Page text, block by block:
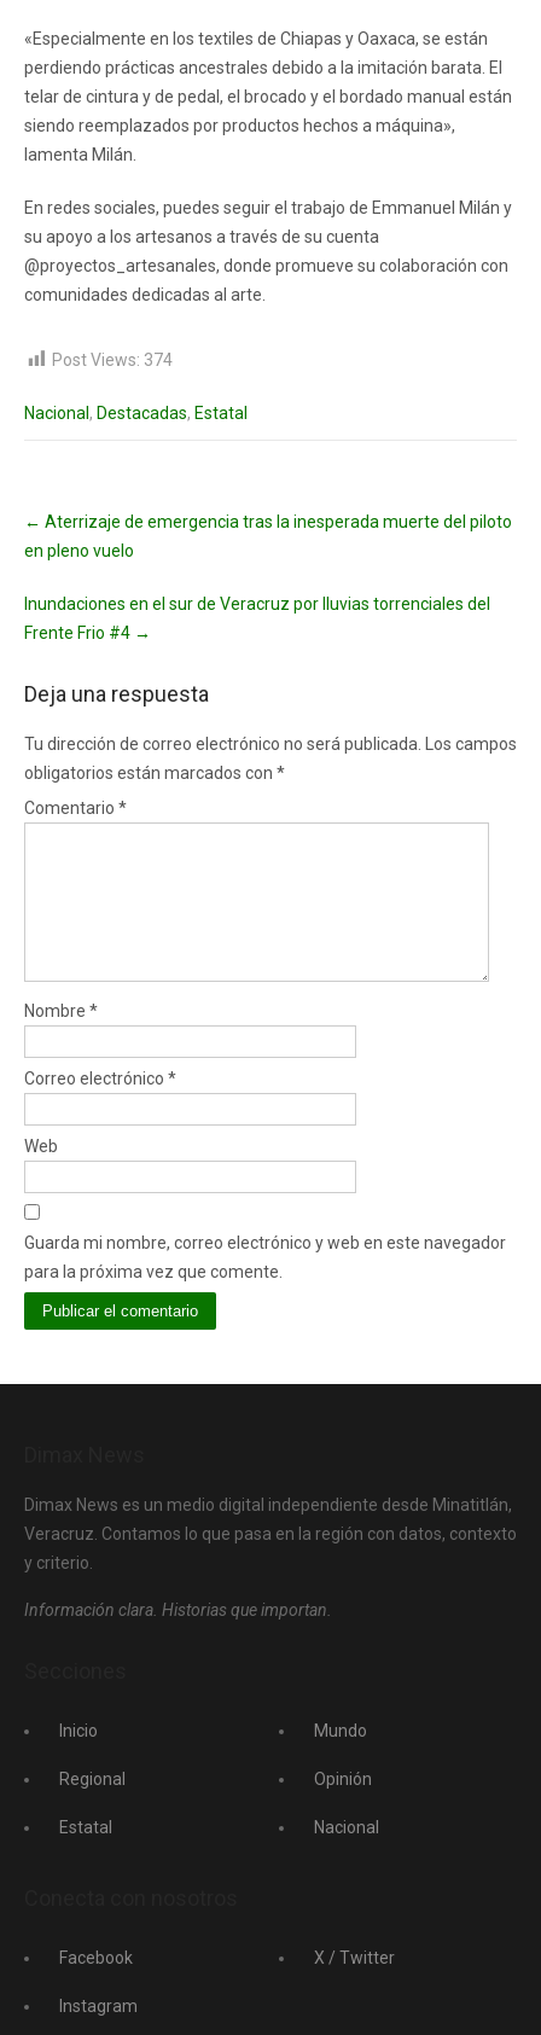
«Especialmente en los textiles de Chiapas y Oaxaca, se están
perdiendo prácticas ancestrales debido a la imitación barata. El
telar de cintura y de pedal, el brocado y el bordado manual están
siendo reemplazados por productos hechos a máquina»,
lamenta Milán.
En redes sociales, puedes seguir el trabajo de Emmanuel Milán y
su apoyo a los artesanos a través de su cuenta
@proyectos_artesanales, donde promueve su colaboración con
comunidades dedicadas al arte.
Post Views: 374
Nacional , Destacadas, Estatal
navigation
← Aterrizaje de emergencia tras la inesperada muerte del piloto
en pleno vuelo
Inundaciones en el sur de Veracruz por lluvias torrenciales del
Frente Frio #4 →
Deja una respuesta
Tu dirección de correo electrónico no será publicada.
Los campos
obligatorios están marcados con *
Comentario *
Nombre *
Correo electrónico *
Web
Guarda mi nombre, correo electrónico y web en este navegador
para la próxima vez que comente.
Dimax News es un medio digital independiente desde Minatitlán,
Veracruz. Contamos lo que pasa en la región con datos, contexto
y criterio.
Información clara. Historias que importan.
Inicio
Regional
Estatal
Mundo
Opinión
Nacional
Facebook
Instagram
X / Twitter